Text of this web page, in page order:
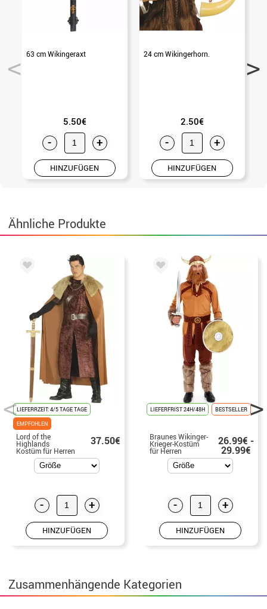
63 cm Wikingeraxt
5.50€
- +
HINZUFÜGEN
24 cm Wikingerhorn.
2.50€
- +
HINZUFÜGEN
Ähnliche Produkte
LIEFERRZEIT: 4/5 TAGE TAGE
EMPFOHLEN
Lord of the
Highlands
Kostüm für Herren
37.50€
- +
HINZUFÜGEN
LIEFERFRIST 24H/48H BESTSELLER
Braunes Wikinger-
Krieger-Kostüm
für Herren
26.99€ -
29.99€
- +
HINZUFÜGEN
Zusammenhängende Kategorien